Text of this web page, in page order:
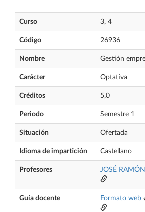
Curso 3, 4
Código 26936
Nombre Gestión
Carácter Optativa
Créditos 5,0
Periodo Semestre 1
Situación Ofertada
Idioma de impartición Castellano
Profesores JOSÉ
Guía docente Formato web